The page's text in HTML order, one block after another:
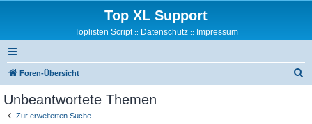
Top XL Support
Toplisten Script:: Datenschutz:: Impressum
Foren-Übersicht
Unbeantwortete Themen
Zur erweiterten Suche